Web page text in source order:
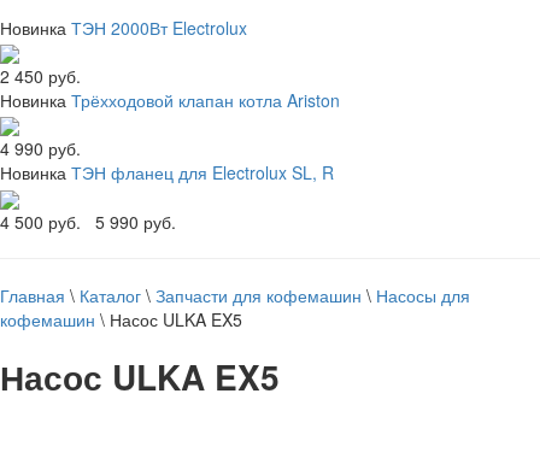
Новинка ТЭН 2000Вт Electrolux
2 450 руб.
Новинка Трёхходовой клапан котла Ariston
4 990 руб.
Новинка ТЭН фланец для Electrolux SL, R
4 500 руб. 5 990 руб.
Главная \ Каталог \ Запчасти для кофемашин \ Насосы для
кофемашин \ Насос ULKA EX5
Насос ULKA EX5